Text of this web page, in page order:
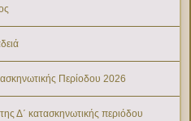
Περίοδου 2026
Δ΄ κατασκηνωτικής περιόδου